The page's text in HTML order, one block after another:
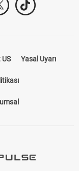
Yasal Uyarı